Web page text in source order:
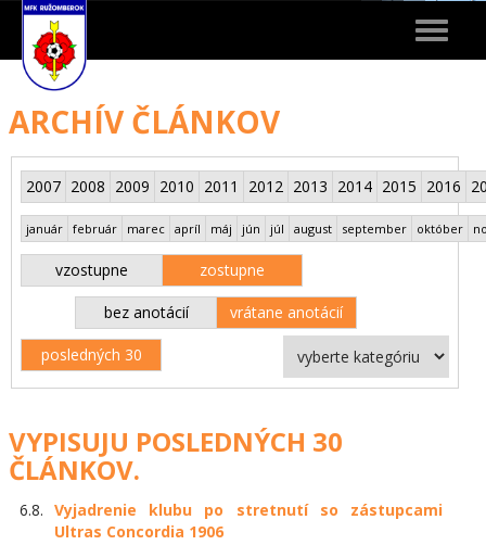
Toggle
ARCHÍV ČLÁNKOV
2007 2008 2009 2010 2011 2012 2013 2014 2015 2016
január február marec apríl máj jún júl august september október
vzostupne zostupne
bez anotácií vrátane anotácií
posledných 30
VYPISUJU POSLEDNÝCH 30
ČLÁNKOV.
6.8. Vyjadrenie klubu po stretnutí so zástupcami
Ultras Concordia 1906